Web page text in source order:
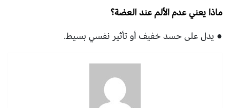
ماذا يعني عدم الألم عند العضة؟
● يدل على حسد خفيف أو تأثير نفسي بسيط.